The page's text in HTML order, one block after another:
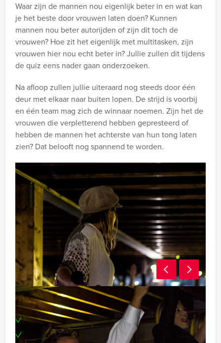
Waar zijn de mannen nou eigenlijk beter in en wat kan
je het beste door vrouwen laten doen? Kunnen
mannen nou beter autorijden of zijn dit toch de
vrouwen? Hoe zit het eigenlijk met multitasken, zijn
vrouwen hier nou echt beter in? Jullie zullen dit tijdens
de quiz eens nader gaan onderzoeken.
Na afloop zullen jullie uiteraard nog steeds door één
deur met elkaar naar buiten lopen. De strijd is voorbij
en één team mag zich de winnaar noemen. Zijn het de
vrouwen die verpletterend hebben gepresteerd of
hebben de mannen het achterste van hun tong laten
zien? Dat belooft nog spannend te worden.
Inclusief:
Enthousiaste presentator
Benodigdheden